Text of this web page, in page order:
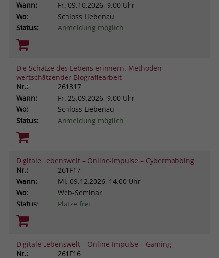
Wann:
Fr. 09.10.2026, 9.00 Uhr
Wo:
Schloss Liebenau
Status:
Anmeldung möglich
Die Schätze des Lebens erinnern. Methoden
wertschätzender Biografiearbeit
Nr.:
261317
Wann:
Fr. 25.09.2026, 9.00 Uhr
Wo:
Schloss Liebenau
Status:
Anmeldung möglich
Digitale Lebenswelt – Online-Impulse – Cybermobbing
Nr.:
261F17
Wann:
Mi. 09.12.2026, 14.00 Uhr
Wo:
Web-Seminar
Status:
Plätze frei
Digitale Lebenswelt – Online-Impulse – Gaming
Nr.:
261F16